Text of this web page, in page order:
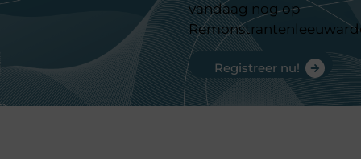
vandaag nog op
Registreer nu!